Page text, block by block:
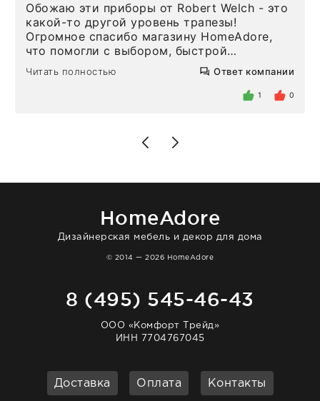
Обожаю эти приборы от Robert Welch - это
какой-то другой уровень трапезы!
Огромное спасибо магазину HomeAdore,
что помогли с выбором, быстрой
доставкой и высоким сервисом. Один раз
была здесь лично, забирала чайные ложки,
внутри очень много антикварной посуды,
Позже заказывала остальные приборы -
доставили сдэком на следующий день к
отвечает очень быстро. Взаимодействием
Читать полностью Ответ компании
1 0
HomeAdore
Дизайнерская мебель и декор для дома
© 2014 — 2026 HomeAdore
8 (495) 545-46-43
ООО «Комфорт Трейд»
ИНН 7704767045
Доставка Оплата Контакты